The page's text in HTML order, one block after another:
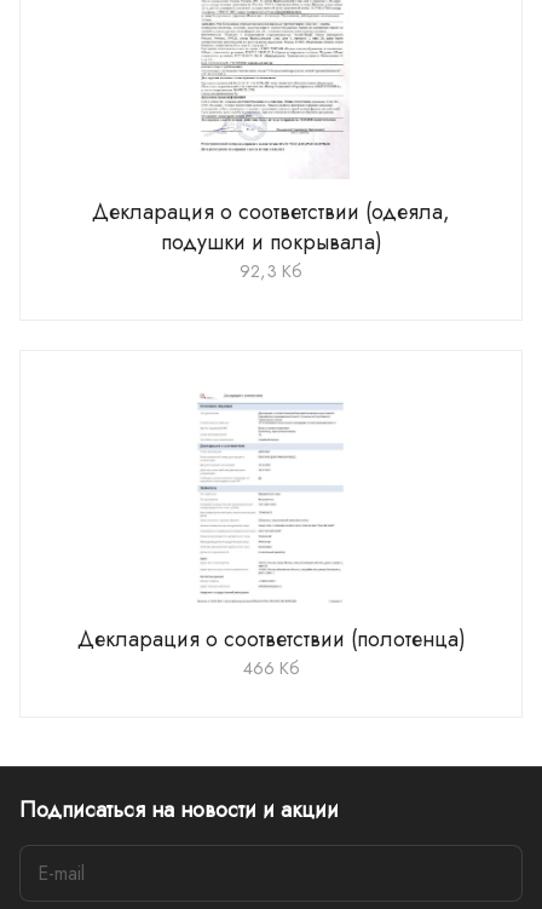
Декларация о соответствии (одеяла,
подушки и покрывала)
92,3 Кб
Декларация о соответствии (полотенца)
466 Кб
Подписаться на новости и акции